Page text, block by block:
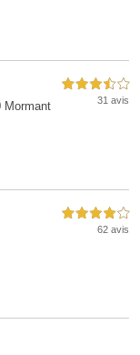
Mormant
3,5 étoiles sur 5
31 avis
4,0 étoiles sur 5
62 avis